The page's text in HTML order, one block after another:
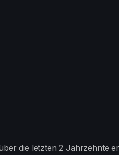
die letzten 2 Jahrzehnte